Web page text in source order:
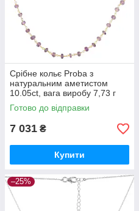
Срібне кольє Proba з
натуральним аметистом
10.05ct, вага виробу 7,73 г
(2126249) 450500 розмір
Готово до відправки
7 031 ₴
Купити
–25%